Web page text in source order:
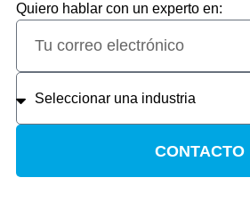
Quiero hablar con un experto en:
CONTACTO